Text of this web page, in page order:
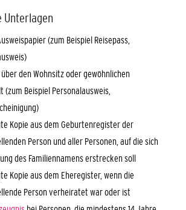
Unterlagen
(zum Beispiel Reisepass,
über den Wohnsitz oder gewöhnlichen
(zum Beispiel Personalausweis,
Kopie aus dem Geburtenregister der
Person und aller Personen, auf die sich
des Familiennamens erstrecken soll
Kopie aus dem Eheregister, wenn die
Person verheiratet war oder ist